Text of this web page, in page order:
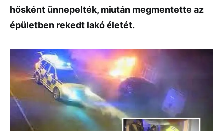
hősként ünnepelték, miután megmentette az
épületben rekedt lakó életét.